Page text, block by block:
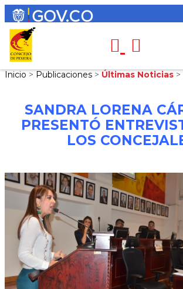
Inicio > Publicaciones > Últimas Noticias >
SANDRA LORENA
PRESENTÓ
LOS